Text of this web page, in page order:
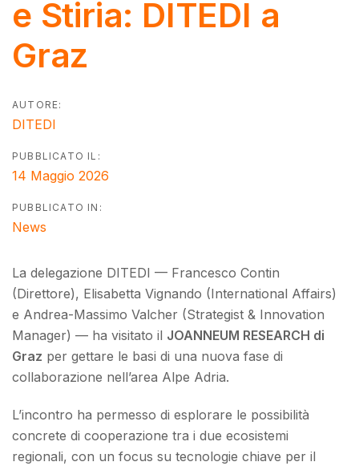
e Stiria: DITEDI a
Graz
AUTORE:
DITEDI
PUBBLICATO IL:
14 Maggio 2026
PUBBLICATO IN:
News
La delegazione DITEDI — Francesco Contin
(Direttore), Elisabetta Vignando (International Affairs)
e Andrea-Massimo Valcher (Strategist & Innovation
Manager) — ha visitato il JOANNEUM RESEARCH di
Graz per gettare le basi di una nuova fase di
collaborazione nell’area Alpe Adria.
L’incontro ha permesso di esplorare le possibilità
concrete di cooperazione tra i due ecosistemi
regionali, con un focus su tecnologie chiave per il